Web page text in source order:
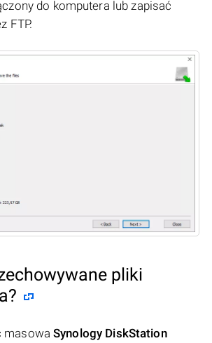
do komputera lub zapisać
FTP.
pliki
masowaSynology DiskStation